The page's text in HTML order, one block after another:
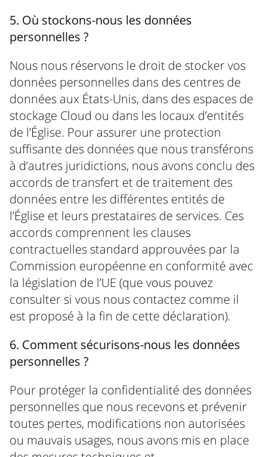
5. Où stockons-nous les données
personnelles ?
Nous nous réservons le droit de stocker vos
données personnelles dans des centres de
données aux États-Unis, dans des espaces de
stockage Cloud ou dans les locaux d’entités
de l’Église. Pour assurer une protection
suffisante des données que nous transférons
à d’autres juridictions, nous avons conclu des
accords de transfert et de traitement des
données entre les différentes entités de
l’Église et leurs prestataires de services. Ces
accords comprennent les clauses
contractuelles standard approuvées par la
Commission européenne en conformité avec
la législation de l’UE (que vous pouvez
consulter si vous nous contactez comme il
est proposé à la fin de cette déclaration).
6. Comment sécurisons-nous les données
personnelles ?
Pour protéger la confidentialité des données
personnelles que nous recevons et prévenir
toutes pertes, modifications non autorisées
ou mauvais usages, nous avons mis en place